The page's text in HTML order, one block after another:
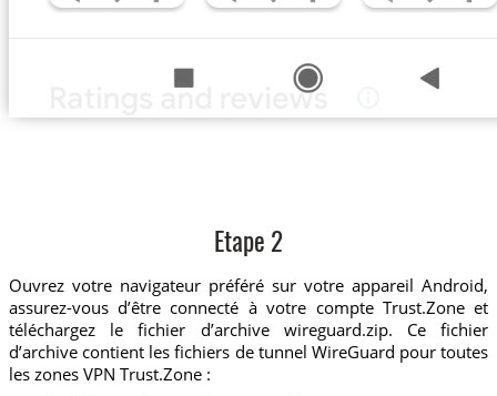
Etape 2
Ouvrez votre navigateur préféré sur votre appareil Android,
assurez-vous d’être connecté à votre compte Trust.Zone et
téléchargez le fichier d’archive wireguard.zip. Ce fichier
d’archive contient les fichiers de tunnel WireGuard pour toutes
les zones VPN Trust.Zone :